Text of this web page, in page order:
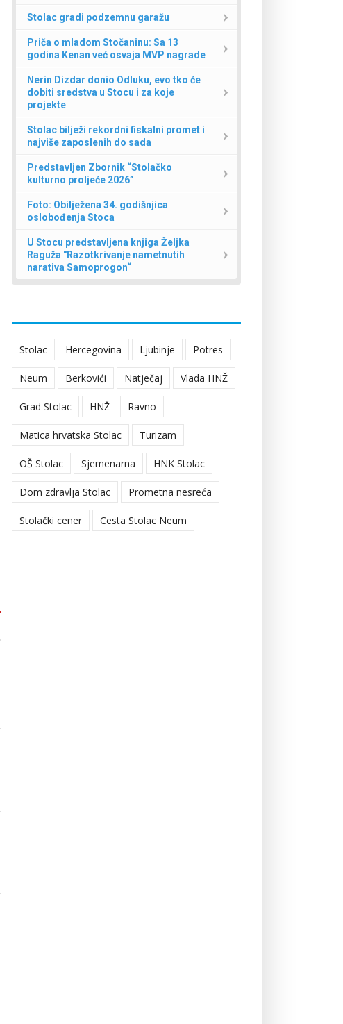
Stolac gradi podzemnu garažu
Priča o mladom Stočaninu: Sa 13
godina Kenan već osvaja MVP nagrade
Nerin Dizdar donio Odluku, evo tko će
dobiti sredstva u Stocu i za koje
projekte
Stolac bilježi rekordni fiskalni promet i
najviše zaposlenih do sada
Predstavljen Zbornik “Stolačko
kulturno proljeće 2026”
Foto: Obilježena 34. godišnjica
oslobođenja Stoca
U Stocu predstavljena knjiga Željka
Raguža "Razotkrivanje nametnutih
narativa Samoprogon“
Stolac Hercegovina Ljubinje Potres
Neum Berkovići Natječaj Vlada HNŽ
Grad Stolac HNŽ Ravno
Matica hrvatska Stolac Turizam
OŠ Stolac Sjemenarna HNK Stolac
Dom zdravlja Stolac Prometna nesreća
Stolački cener Cesta Stolac Neum